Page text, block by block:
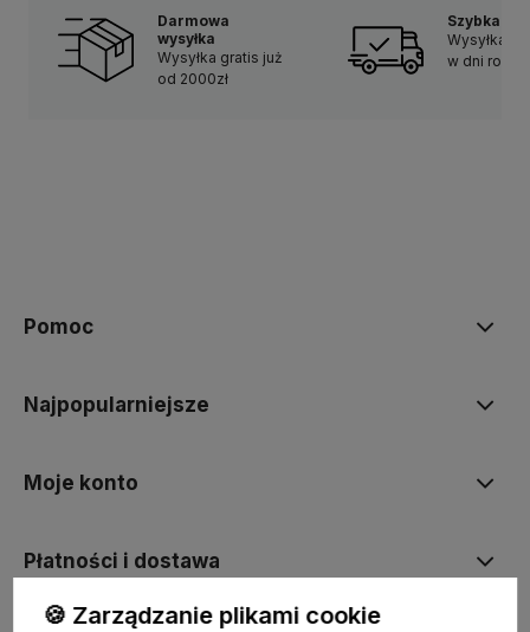
Darmowa
wysyłka
Wysyłka gratis już
od 2000zł
Szybka
Wysyłka w
w dni
Pomoc
Najpopularniejsze
Moje konto
Płatności i dostawa
🍪 Zarządzanie plikami cookie